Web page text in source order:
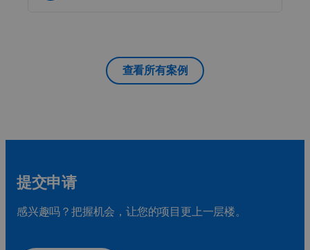
查看所有案例
提交申请
感兴趣吗？把握机会，让您的项目更上一层楼。